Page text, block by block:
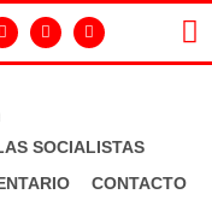
SOCIALISTAS
CONTACTO